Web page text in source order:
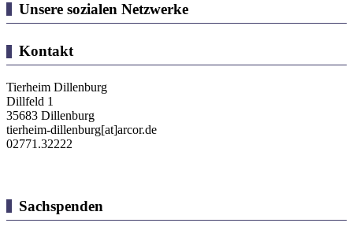
Unsere sozialen Netzwerke
Kontakt
Tierheim Dillenburg
Dillfeld 1
35683 Dillenburg
tierheim-dillenburg[at]arcor.de
02771.32222
Sachspenden